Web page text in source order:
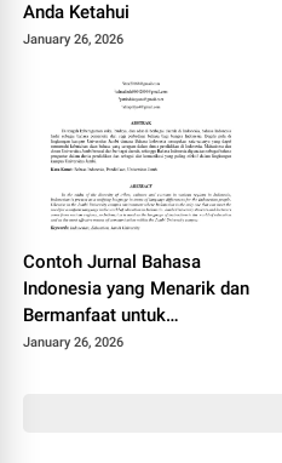
Anda Ketahui
January 26, 2026
Contoh Jurnal Bahasa
Indonesia yang Menarik dan
Bermanfaat untuk
Mahasiswa
January 26, 2026